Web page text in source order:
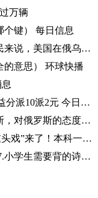
万辆
键） 每日信息
美总统候选人小肯尼迪：对乌克兰人民来说，美国在俄乌中扮演的角色很糟糕
的意思） 环球快播
协和电子(605258.SH)：2022年年度权益分派10派2元 今日热议
普京会是什么下场，基辛格下了新判断，对俄罗斯的态度完全变了！|全球时快讯
【天天聚看点】河南高招志愿填报 “重头戏”来了！本科一批、二批志愿30日起填报
环球最新：小学古诗哪些需要背诵的 7.小学生需要背的诗词有多少首